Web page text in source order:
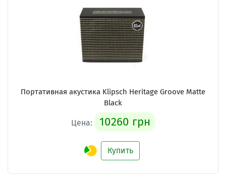
Портативная акустика Klipsch Heritage Groove Matte
Black
Цена: 10260 грн
Купить